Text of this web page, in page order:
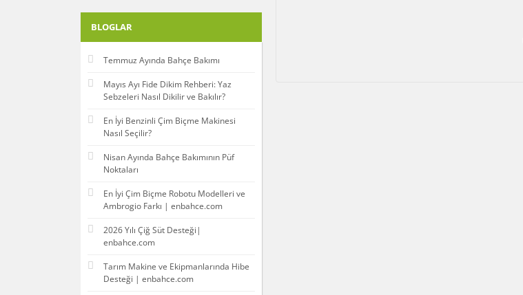
BLOGLAR
Temmuz Ayında Bahçe Bakımı
Mayıs Ayı Fide Dikim Rehberi: Yaz
Sebzeleri Nasıl Dikilir ve Bakılır?
En İyi Benzinli Çim Biçme Makinesi
Nasıl Seçilir?
Nisan Ayında Bahçe Bakımının Püf
Noktaları
En İyi Çim Biçme Robotu Modelleri ve
Ambrogio Farkı | enbahce.com
2026 Yılı Çiğ Süt Desteği|
enbahce.com
Tarım Makine ve Ekipmanlarında Hibe
Desteği | enbahce.com